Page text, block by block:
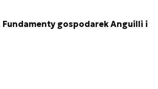
Fundamenty gospodarek Anguilli i